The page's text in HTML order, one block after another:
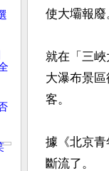
使大壩報廢
就在「三
大瀑布景
客。
據《北京
斷流了。